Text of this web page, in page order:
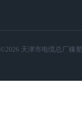
©2026 天津市电缆总厂橡